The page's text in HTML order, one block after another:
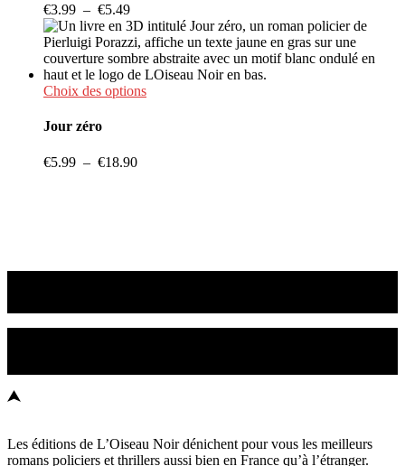
Les
options
peuvent
être
choisies
sur
€3.99 – €5.49Plage
de
prix :
€3.99
à
€5.49
Choix des optionsCe
la
produit
Jour zéro
€5.99 – €18.90Plage
Les éditions de L’Oiseau Noir dénichent pour vous les meilleurs
romans policiers et thrillers aussi bien en France qu’à l’étranger.